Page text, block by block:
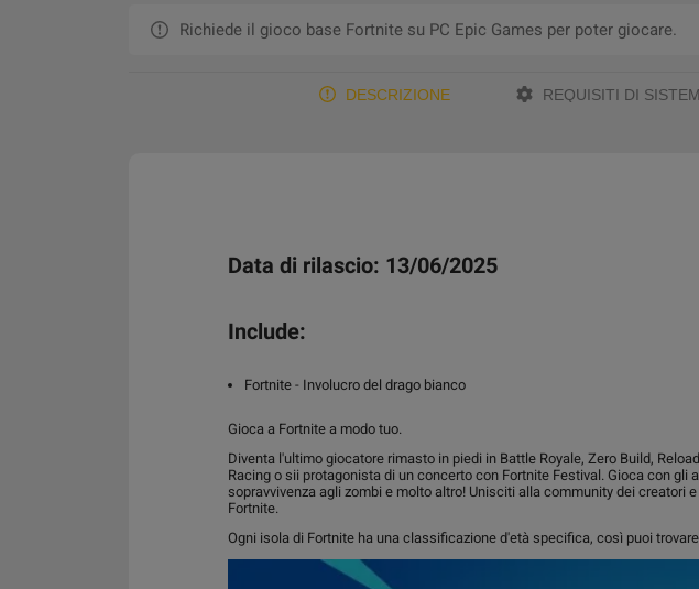
Richiede il gioco base Fortnite su PC Epic Games per poter giocare.
DESCRIZIONE REQUISITI DI
Data di rilascio: 13/06/2025
Include:
Fortnite - Involucro del drago bianco
Gioca a Fortnite a modo tuo.
Diventa l'ultimo giocatore rimasto in piedi in Battle Royale, Zero Build,
Racing o sii protagonista di un concerto con Fortnite Festival. Gioca con
sopravvivenza agli zombi e molto altro! Unisciti alla community dei creatori
Fortnite.
Ogni isola di Fortnite ha una classificazione d'età specifica, così puoi